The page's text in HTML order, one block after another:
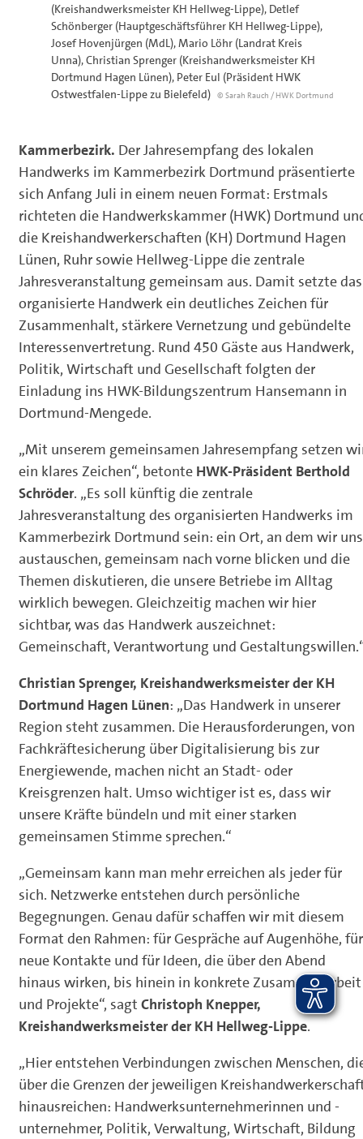
(Kreishandwerksmeister KH Hellweg-Lippe), Detlef
Schönberger (Hauptgeschäftsführer KH Hellweg-Lippe),
Josef Hovenjürgen (MdL), Mario Löhr (Landrat Kreis
Unna), Christian Sprenger (Kreishandwerksmeister KH
Dortmund Hagen Lünen), Peter Eul (Präsident HWK
Ostwestfalen-Lippe zu Bielefeld) © Sarah Rauch / HWK Dortmund
Kammerbezirk. Der Jahresempfang des lokalen
Handwerks im Kammerbezirk Dortmund präsentierte
sich Anfang Juli in einem neuen Format: Erstmals
richteten die Handwerkskammer (HWK) Dortmund
die Kreishandwerkerschaften (KH) Dortmund Hagen
Lünen, Ruhr sowie Hellweg-Lippe die zentrale
Jahresveranstaltung gemeinsam aus. Damit setzte das
organisierte Handwerk ein deutliches Zeichen für
Zusammenhalt, stärkere Vernetzung und gebündelte
Interessenvertretung. Rund 450 Gäste aus Handwerk,
Politik, Wirtschaft und Gesellschaft folgten der
Einladung ins HWK-Bildungszentrum Hansemann in
Dortmund-Mengede.
„Mit unserem gemeinsamen Jahresempfang setzen
ein klares Zeichen“, betonte HWK-Präsident Berthold
Schröder. „Es soll künftig die zentrale
Jahresveranstaltung des organisierten Handwerks im
Kammerbezirk Dortmund sein: ein Ort, an dem wir uns
austauschen, gemeinsam nach vorne blicken und die
Themen diskutieren, die unsere Betriebe im Alltag
wirklich bewegen. Gleichzeitig machen wir hier
sichtbar, was das Handwerk auszeichnet:
Gemeinschaft, Verantwortung und
Christian Sprenger, Kreishandwerksmeister der KH
Dortmund Hagen Lünen: „Das Handwerk in unserer
Region steht zusammen. Die Herausforderungen, von
Fachkräftesicherung über Digitalisierung bis zur
Energiewende, machen nicht an Stadt- oder
Kreisgrenzen halt. Umso wichtiger ist es, dass wir
unsere Kräfte bündeln und mit einer starken
gemeinsamen Stimme sprechen.“
„Gemeinsam kann man mehr erreichen als jeder für
sich. Netzwerke entstehen durch persönliche
Begegnungen. Genau dafür schaffen wir mit diesem
Format den Rahmen: für Gespräche auf Augenhöhe, für
neue Kontakte und für Ideen, die über den Abend
hinaus wirken, bis hinein in konkrete Zusammenarbeit
und Projekte“, sagt Christoph Knepper,
Kreishandwerksmeister der KH Hellweg-Lippe.
„Hier entstehen Verbindungen zwischen Menschen,
über die Grenzen der jeweiligen
hinausreichen: Handwerksunternehmerinnen und -
unternehmer, Politik, Verwaltung, Wirtschaft, Bildung